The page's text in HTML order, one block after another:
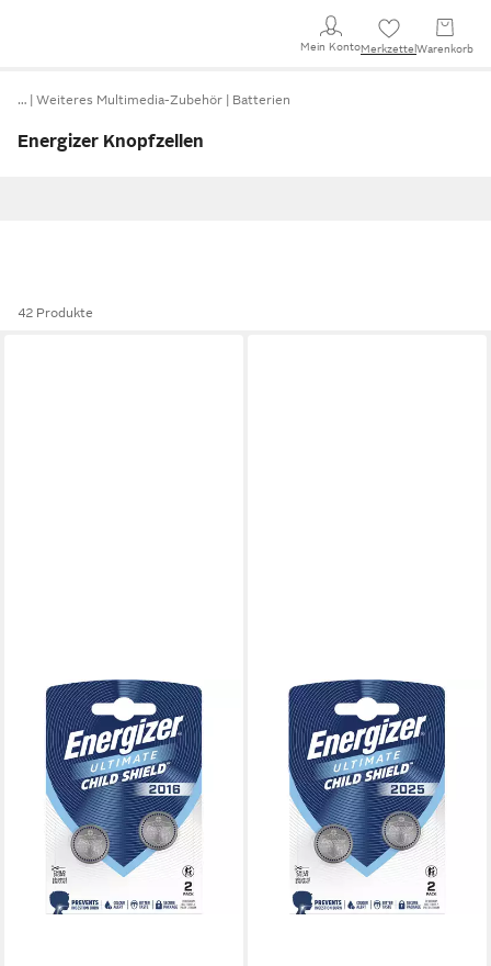
Mein KontoMerkzettel Warenkorb
… Weiteres Multimedia-Zubehör Batterien
Energizer Knopfzellen
42 Produkte